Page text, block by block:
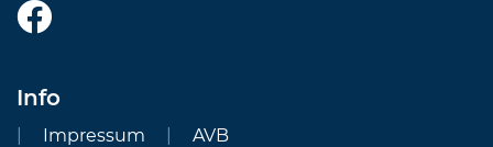
Info
Impressum
AVB